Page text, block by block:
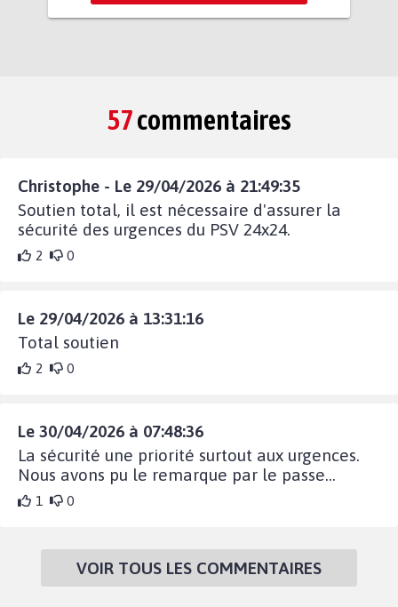
57commentaires
Christophe - Le 29/04/2026 à 21:49:35
Soutien total, il est nécessaire d'assurer la
sécurité des urgences du PSV 24x24.
2 0
Le 29/04/2026 à 13:31:16
Total soutien
2 0
Le 30/04/2026 à 07:48:36
La sécurité une priorité surtout aux urgences.
Nous avons pu le remarque par le passe...
1 0
VOIR TOUS LES COMMENTAIRES